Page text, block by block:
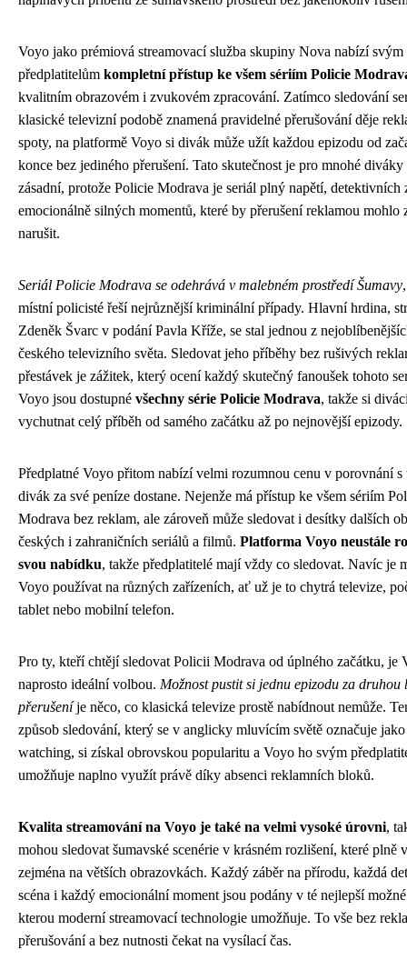
Voyo jako prémiová streamovací služba skupiny Nova nabízí svým
předplatitelům kompletní přístup ke všem sériím Policie
kvalitním obrazovém i zvukovém zpracování. Zatímco sledování
klasické televizní podobě znamená pravidelné přerušování děje
spoty, na platformě Voyo si divák může užít každou epizodu od
konce bez jediného přerušení. Tato skutečnost je pro mnohé diváky
zásadní, protože Policie Modrava je seriál plný napětí, detektivních
emocionálně silných momentů, které by přerušení reklamou mohlo
narušit.
Seriál Policie Modrava se odehrává v malebném prostředí Šumavy
místní policisté řeší nejrůznější kriminální případy. Hlavní hrdina,
Zdeněk Švarc v podání Pavla Kříže, se stal jednou z
českého televizního světa. Sledovat jeho příběhy bez rušivých
přestávek je zážitek, který ocení každý skutečný fanoušek tohoto
Voyo jsou dostupné všechny série Policie Modrava, takže si
vychutnat celý příběh od samého začátku až po nejnovější epizody.
Předplatné Voyo přitom nabízí velmi rozumnou cenu v porovnání s
divák za své peníze dostane. Nejenže má přístup ke všem sériím
Modrava bez reklam, ale zároveň může sledovat i desítky dalších
českých i zahraničních seriálů a filmů. Platforma Voyo neustále
svou nabídku, takže předplatitelé mají vždy co sledovat. Navíc je
Voyo používat na různých zařízeních, ať už je to chytrá televize,
tablet nebo mobilní telefon.
Pro ty, kteří chtějí sledovat Policii Modrava od úplného začátku, je
naprosto ideální volbou. Možnost pustit si jednu epizodu za druhou
přerušeníje něco, co klasická televize prostě nabídnout nemůže.
způsob sledování, který se v anglicky mluvícím světě označuje
watching, si získal obrovskou popularitu a Voyo ho svým
umožňuje naplno využít právě díky absenci reklamních bloků.
Kvalita streamování na Voyo je také na velmi vysoké úrovni,
mohou sledovat šumavské scenérie v krásném rozlišení, které plně
zejména na větších obrazovkách. Každý záběr na přírodu, každá
scéna i každý emocionální moment jsou podány v té nejlepší
kterou moderní streamovací technologie umožňuje. To vše bez
přerušování a bez nutnosti čekat na vysílací čas.